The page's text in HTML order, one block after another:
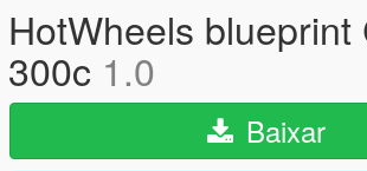
HotWheels blueprint
300c 1.0
Baixar